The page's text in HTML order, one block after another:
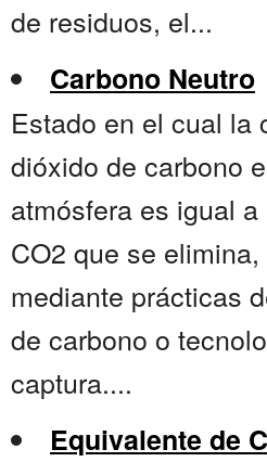
de residuos, el...
Carbono Neutro
Estado en el cual la
dióxido de carbono
atmósfera es igual
CO2 que se
mediante prácticas
de carbono o
captura....
Equivalente de